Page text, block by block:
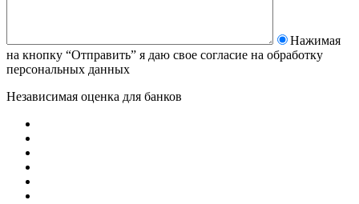
Нажимая
на кнопку “Отправить” я даю свое согласие на обработку
персональных данных
Независимая оценка для банков